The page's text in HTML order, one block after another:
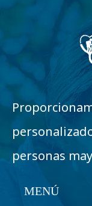
personas
MENÚ